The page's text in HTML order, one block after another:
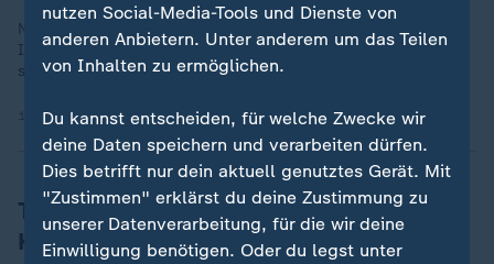
Ninive wird in der Bibel als die Stadt der Sünde dargestellt.
Ihre Bewohner als grausam, verdorben und gottlos. Warum ein
so finsteres Bild? Und wie war Ninive wirklich?
14.12.2025 | 43:43 min
Trockenheit führte zu ausgeklügelten
Kanalbauten
nutzen Social-Media-Tools und Dienste von
anderen Anbietern. Unter anderem um das Teilen
von Inhalten zu ermöglichen.
Du kannst entscheiden, für welche Zwecke wir
deine Daten speichern und verarbeiten dürfen.
Dies betrifft nur dein aktuell genutztes Gerät. Mit
"Zustimmen" erklärst du deine Zustimmung zu
unserer Datenverarbeitung, für die wir deine
Einwilligung benötigen. Oder du legst unter